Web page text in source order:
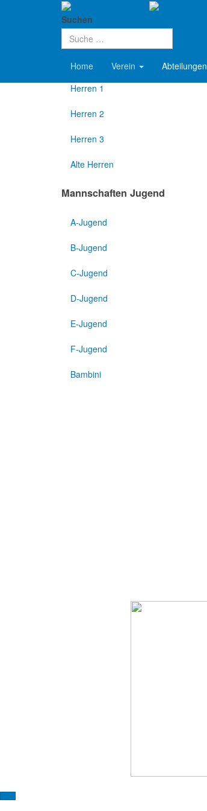
Suchen
Home Verein Abteilungen
Aktuelle Seite:
Herren 1
Herren 2
Herren 3
Alte Herren
Mannschaften Jugend
A-Jugend
B-Jugend
C-Jugend
D-Jugend
E-Jugend
F-Jugend
Bambini